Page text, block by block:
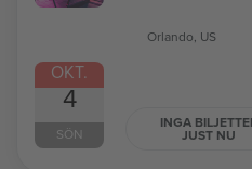
OKT.
4
SÖN
Orlando, US
INGA
JUST NU